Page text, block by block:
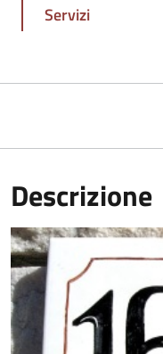
Servizi
Descrizione